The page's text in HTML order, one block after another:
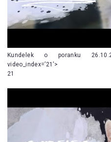
Kundelek o poranku
video_index=’21’>
21